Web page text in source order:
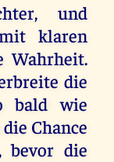
und
klaren
Wahrheit.
die
bald wie
Chance
bevor die